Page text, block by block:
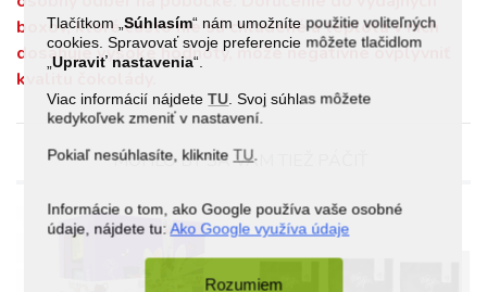
Tlačítkom „Súhlasím“ nám umožníte použitie voliteľných
cookies. Spravovať svoje preferencie môžete tlačidlom
„Upraviť nastavenia“.
Viac informácií nájdete TU . Svoj súhlas môžete
kedykoľvek zmeniť v nastavení.
Pokiaľ nesúhlasíte, klikniteTU
Informácie o tom, ako Google používa vaše osobné
údaje, nájdete tu:Ako Google využíva údaje
Rozumiem
boxov, ktoré často nie sú chladené a teplota v nich
dosahuje vysoké hodnoty, môže negatívne ovplyvniť
kvalitu čokolády.
MOHLO BY SA VÁM TIEŽ PÁČIŤ